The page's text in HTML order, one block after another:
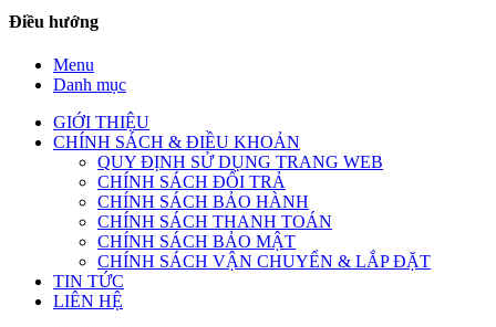
Điều hướng
Menu
Danh mục
GIỚI THIỆU
CHÍNH SÁCH & ĐIỀU KHOẢN
QUY ĐỊNH SỬ DỤNG TRANG WEB
CHÍNH SÁCH ĐỔI TRẢ
CHÍNH SÁCH BẢO HÀNH
CHÍNH SÁCH THANH TOÁN
CHÍNH SÁCH BẢO MẬT
CHÍNH SÁCH VẬN CHUYỂN & LẮP ĐẶT
TIN TỨC
LIÊN HỆ